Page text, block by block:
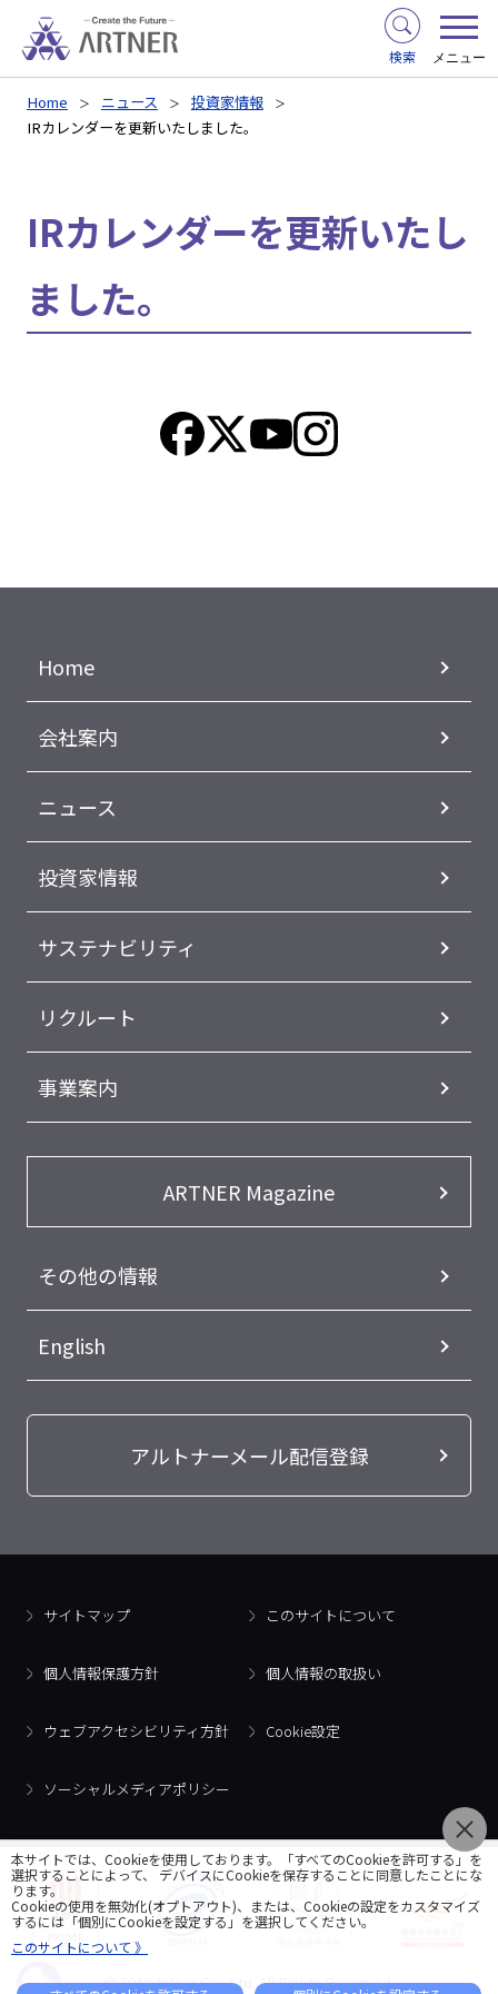
検索 メニュー
Home ニュース
投資家情報
IRカレンダーを更新いたしました。
IRカレンダーを更新いたし
ました。
Home
会社案内
ニュース
投資家情報
サステナビリティ
リクルート
事業案内
ARTNER Magazine
その他の情報
English
アルトナーメール配信登録
サイトマップ このサイトについて
個人情報保護方針 個人情報の取扱い
ウェブアクセシビリティ方針 Cookie設定
ソーシャルメディアポリシー
© 2018 Artner Co., Ltd. All Rights Reserved.
本サイトでは、Cookieを使用しております。「すべてのCookieを許可する」を
選択することによって、 デバイスにCookieを保存することに同意したことにな
ります。
Cookieの使用を無効化(オプトアウト)、または、Cookieの設定をカスタマイズ
するには「個別にCookieを設定する」を選択してください。
このサイトについて 》